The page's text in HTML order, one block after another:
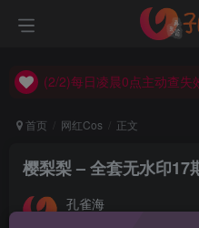
(2/2)每日凌晨0点主动查失效
(2/2)每日凌晨0点主动查失效
首页 网红Cos 正文
樱梨梨 – 全套无水印17
孔雀海